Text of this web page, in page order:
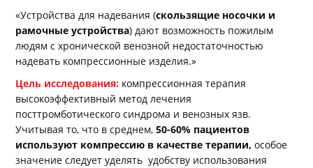
«Устройства для надевания (скользящие носочки и
рамочные устройства) дают возможность пожилым
людям с хронической венозной недостаточностью
надевать компрессионные изделия.»
Цель исследования: компрессионная терапия
высокоэффективный метод лечения
посттромботического синдрома и венозных язв.
Учитывая то, что в среднем, 50-60% пациентов
используют компрессию в качестве терапии, особое
значение следует уделять удобству использования